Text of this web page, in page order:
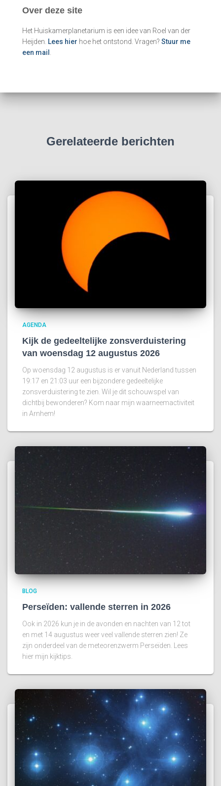
n
a
a
r
Over deze site
Het Huiskamerplanetarium is een idee van Roel van der
Heijden. Lees hier hoe het ontstond. Vragen? Stuur me
een mail
Gerelateerde berichten
AGENDA
Kijk de gedeeltelijke zonsverduistering
van woensdag 12 augustus 2026
Op woensdag 12 augustus is er vanuit Nederland tussen
19:17 en 21:03 uur een bijzondere gedeeltelijke
zonsverduistering te zien. Wil je dit schouwspel van
dichtbij bewonderen? Kom naar mijn waarneemactiviteit
in Arnhem!
BLOG
Perseïden: vallende sterren in 2026
Ook in 2026 kun je in de avonden en nachten van 12 tot
en met 14 augustus weer veel vallende sterren zien! Ze
zijn onderdeel van de meteorenzwerm Perseïden. Lees
hier mijn kijktips.